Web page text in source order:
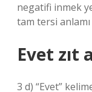
negatifi inmek
tam tersi anlamı
Evet zıt
3 d) “Evet”